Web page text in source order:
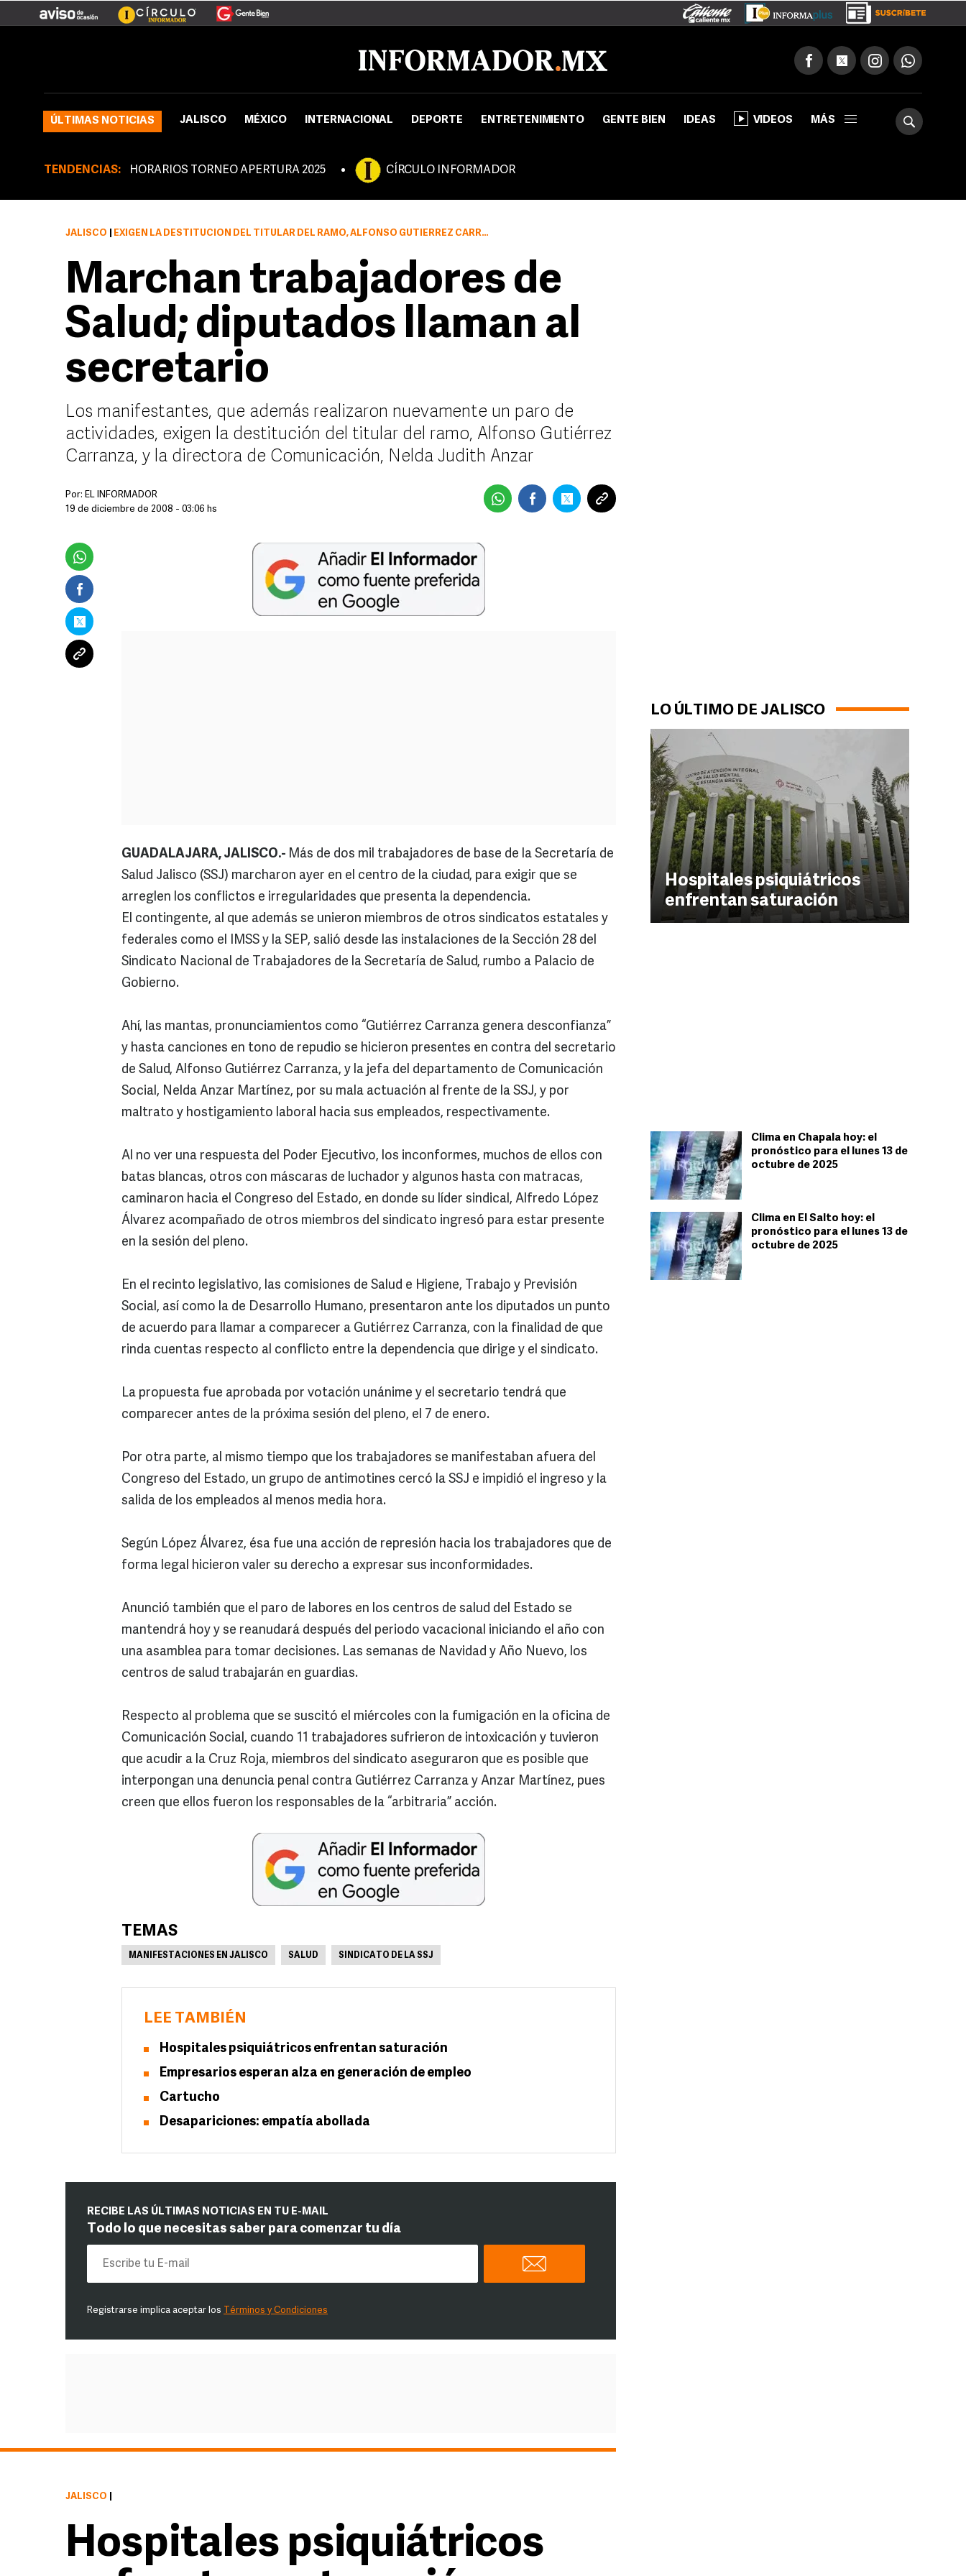
ÚLTIMAS NOTICIAS JALISCO MÉXICO INTERNACIONAL DEPORTE ENTRETENIMIENTO GENTE BIEN IDEAS VIDEOS MÁS
TENDENCIAS: HORARIOS TORNEO APERTURA 2025 CÍRCULO INFORMADOR
LO ÚLTIMO DE JALISCO
Hospitales psiquiátricos
enfrentan saturación
Clima en Chapala hoy: el
pronóstico para el lunes 13 de
octubre de 2025
Clima en El Salto hoy: el
pronóstico para el lunes 13 de
octubre de 2025
JALISCO EXIGEN LA DESTITUCIÓN DEL TITULAR DEL RAMO, ALFONSO GUTIÉRREZ CARRANZA
Marchan trabajadores de
Salud; diputados llaman al
secretario
Los manifestantes, que además realizaron nuevamente un paro de
actividades, exigen la destitución del titular del ramo, Alfonso Gutiérrez
Carranza, y la directora de Comunicación, Nelda Judith Anzar
Por: EL INFORMADOR
19 de diciembre de 2008 - 03:06 hs
GUADALAJARA, JALISCO.- Más de dos mil trabajadores de base de la Secretaría de
Salud Jalisco (SSJ) marcharon ayer en el centro de la ciudad, para exigir que se
arreglen los conflictos e irregularidades que presenta la dependencia.
El contingente, al que además se unieron miembros de otros sindicatos estatales y
federales como el IMSS y la SEP, salió desde las instalaciones de la Sección 28 del
Sindicato Nacional de Trabajadores de la Secretaría de Salud, rumbo a Palacio de
Gobierno.
Ahí, las mantas, pronunciamientos como “Gutiérrez Carranza genera desconfianza”
y hasta canciones en tono de repudio se hicieron presentes en contra del secretario
de Salud, Alfonso Gutiérrez Carranza, y la jefa del departamento de Comunicación
Social, Nelda Anzar Martínez, por su mala actuación al frente de la SSJ, y por
maltrato y hostigamiento laboral hacia sus empleados, respectivamente.
Al no ver una respuesta del Poder Ejecutivo, los inconformes, muchos de ellos con
batas blancas, otros con máscaras de luchador y algunos hasta con matracas,
caminaron hacia el Congreso del Estado, en donde su líder sindical, Alfredo López
Álvarez acompañado de otros miembros del sindicato ingresó para estar presente
en la sesión del pleno.
En el recinto legislativo, las comisiones de Salud e Higiene, Trabajo y Previsión
Social, así como la de Desarrollo Humano, presentaron ante los diputados un punto
de acuerdo para llamar a comparecer a Gutiérrez Carranza, con la finalidad de que
rinda cuentas respecto al conflicto entre la dependencia que dirige y el sindicato.
La propuesta fue aprobada por votación unánime y el secretario tendrá que
comparecer antes de la próxima sesión del pleno, el 7 de enero.
Por otra parte, al mismo tiempo que los trabajadores se manifestaban afuera del
Congreso del Estado, un grupo de antimotines cercó la SSJ e impidió el ingreso y la
salida de los empleados al menos media hora.
Según López Álvarez, ésa fue una acción de represión hacia los trabajadores que de
forma legal hicieron valer su derecho a expresar sus inconformidades.
Anunció también que el paro de labores en los centros de salud del Estado se
mantendrá hoy y se reanudará después del periodo vacacional iniciando el año con
una asamblea para tomar decisiones. Las semanas de Navidad y Año Nuevo, los
centros de salud trabajarán en guardias.
Respecto al problema que se suscitó el miércoles con la fumigación en la oficina de
Comunicación Social, cuando 11 trabajadores sufrieron de intoxicación y tuvieron
que acudir a la Cruz Roja, miembros del sindicato aseguraron que es posible que
interpongan una denuncia penal contra Gutiérrez Carranza y Anzar Martínez, pues
creen que ellos fueron los responsables de la “arbitraria” acción.
TEMAS
MANIFESTACIONES EN JALISCO SALUD SINDICATO DE LA SSJ
LEE TAMBIÉN
Hospitales psiquiátricos enfrentan saturación
Empresarios esperan alza en generación de empleo
Cartucho
Desapariciones: empatía abollada
RECIBE LAS ÚLTIMAS NOTICIAS EN TU E-MAIL
Todo lo que necesitas saber para comenzar tu día
Registrarse implica aceptar los Términos y Condiciones
JALISCO
Hospitales psiquiátricos